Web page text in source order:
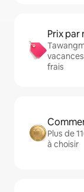
Prix par
frais
Plus de
à choisir